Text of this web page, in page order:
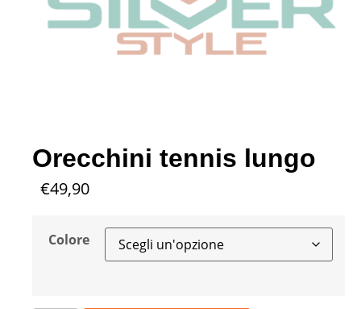
Orecchini tennis lungo
€49,90
Colore